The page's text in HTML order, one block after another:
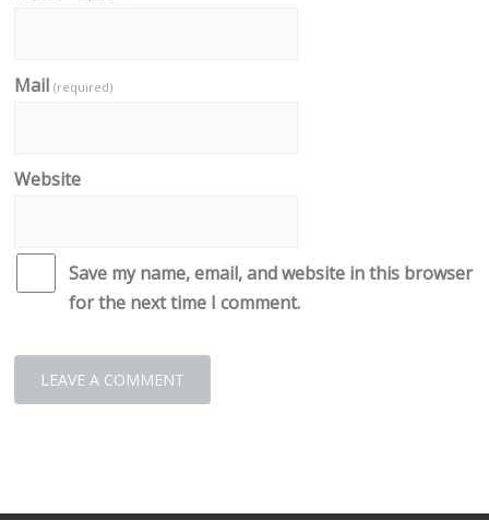
Mail(required)
Website
Save my name, email, and website in this browser
for the next time I comment.